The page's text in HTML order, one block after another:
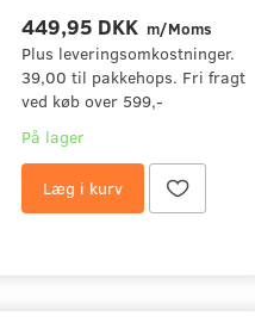
449,95 DKK m/Moms
Plus leveringsomkostninger.
39,00 til pakkehops. Fri fragt
ved køb over 599,-
På lager
Læg i kurv